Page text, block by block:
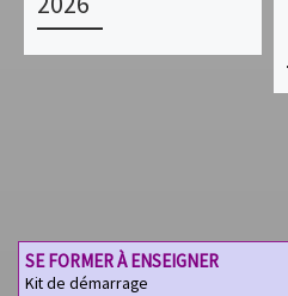
SE FORMER À ENSEIGNER
Kit de démarrage